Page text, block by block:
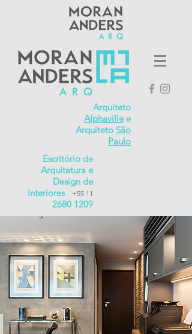
Arquiteto
Alphaville e
Arquiteto São
Paulo
Escritório de
Arquitetura e
Design de
Interiores
+55 11
2680 1209